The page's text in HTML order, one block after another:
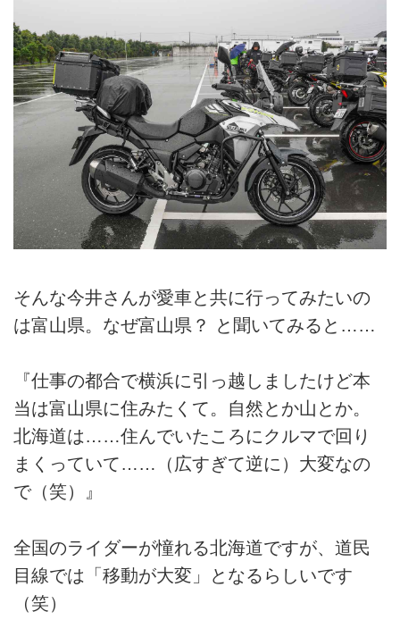
そんな今井さんが愛車と共に行ってみたいの
は富山県。なぜ富山県？ と聞いてみると……
『仕事の都合で横浜に引っ越しましたけど本
当は富山県に住みたくて。自然とか山とか。
北海道は……住んでいたころにクルマで回り
まくっていて……（広すぎて逆に）大変なの
で（笑）』
全国のライダーが憧れる北海道ですが、道民
目線では「移動が大変」となるらしいです
（笑）